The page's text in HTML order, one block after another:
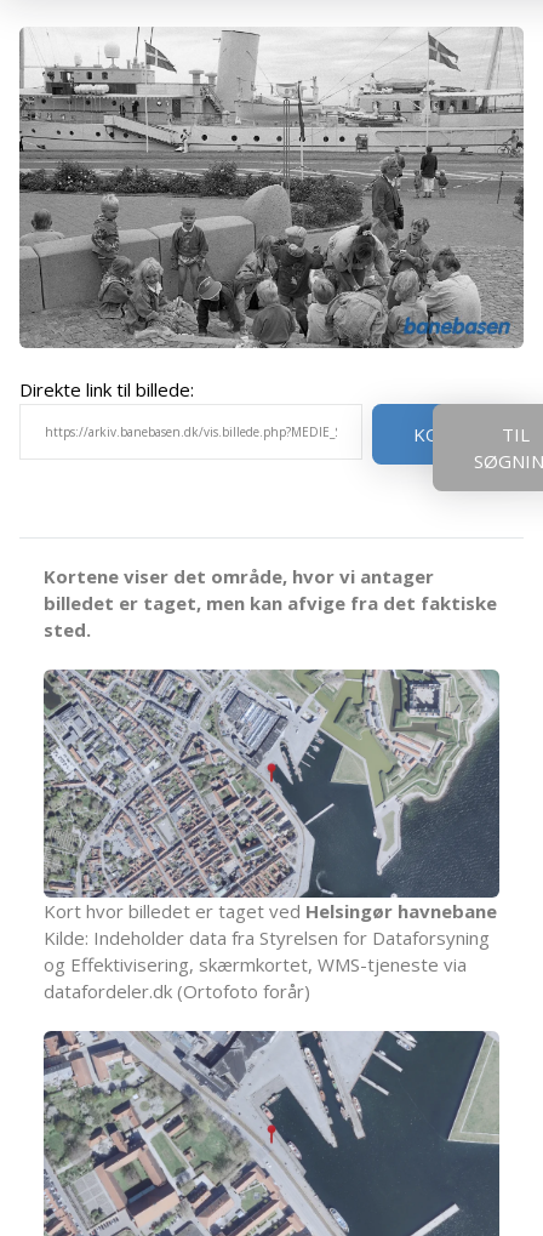
Direkte link til billede:
KOPIER
TIL
Kortene viser det område, hvor vi antager
billedet er taget, men kan afvige fra det faktiske
sted.
Kort hvor billedet er taget ved Helsingør havnebane
Kilde: Indeholder data fra Styrelsen for Dataforsyning
og Effektivisering, skærmkortet, WMS-tjeneste via
datafordeler.dk (Ortofoto forår)